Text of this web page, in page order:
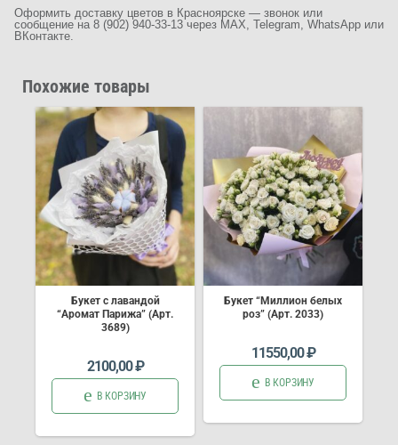
Оформить доставку цветов в Красноярске — звонок или
сообщение на 8 (902) 940-33-13 через MAX, Telegram, WhatsApp или
ВКонтакте.
Похожие товары
Букет с лавандой
“Аромат Парижа” (Арт.
3689)
2100,00₽
В КОРЗИНУ
Букет “Миллион белых
роз” (Арт. 2033)
11550,00₽
В КОРЗИНУ